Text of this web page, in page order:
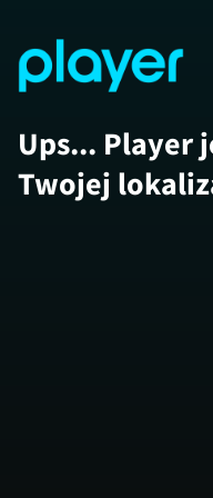
Ups... Player
Twojej